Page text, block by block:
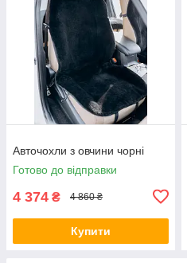
Авточохли з овчини чорні
Готово до відправки
4 374 ₴ 4 860 ₴
Купити